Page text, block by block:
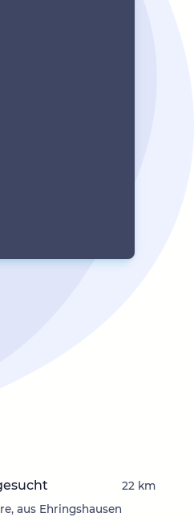
aus Ehringshausen
22 km